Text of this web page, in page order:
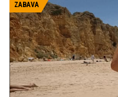
nje starejši kar 23 let.
in manekenka novo
moškega.
ZABAVA